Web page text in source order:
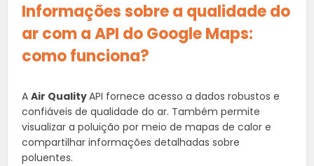
Informações sobre a qualidade do
ar com a API do Google Maps:
como funciona?
AAir QualityAPI fornece acesso a dados robustos e
confiáveis de qualidade do ar. Também permite
visualizar a poluição por meio de mapas de calor e
compartilhar informações detalhadas sobre
poluentes.